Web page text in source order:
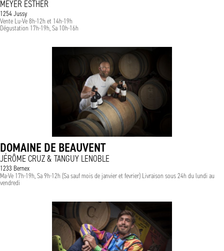
MEYER ESTHER
1254 Jussy
Vente Lu-Ve 8h-12h et 14h-19h
Dégustation 17h-19h, Sa 10h-16h
DOMAINE DE BEAUVENT
JÉRÔME CRUZ & TANGUY LENOBLE
1233 Bernex
Ma-Ve 17h-19h, Sa 9h-12h (Sa sauf mois de janvier et fevrier) Livraison sous 24h du lundi au
vendredi